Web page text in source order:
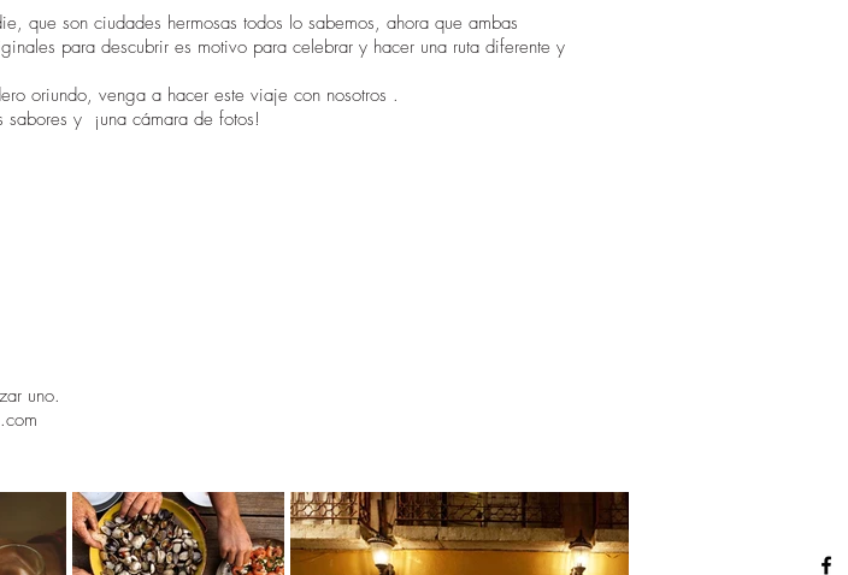
que son ciudades hermosas todos lo sabemos, ahora que ambas
para descubrir es motivo para celebrar y hacer una ruta diferente y
oriundo, venga a hacer este viaje con nosotros .
sabores y ¡una cámara de fotos!
uno.